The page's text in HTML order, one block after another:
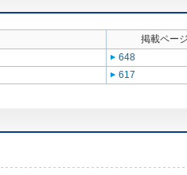
掲載ペー
648
617